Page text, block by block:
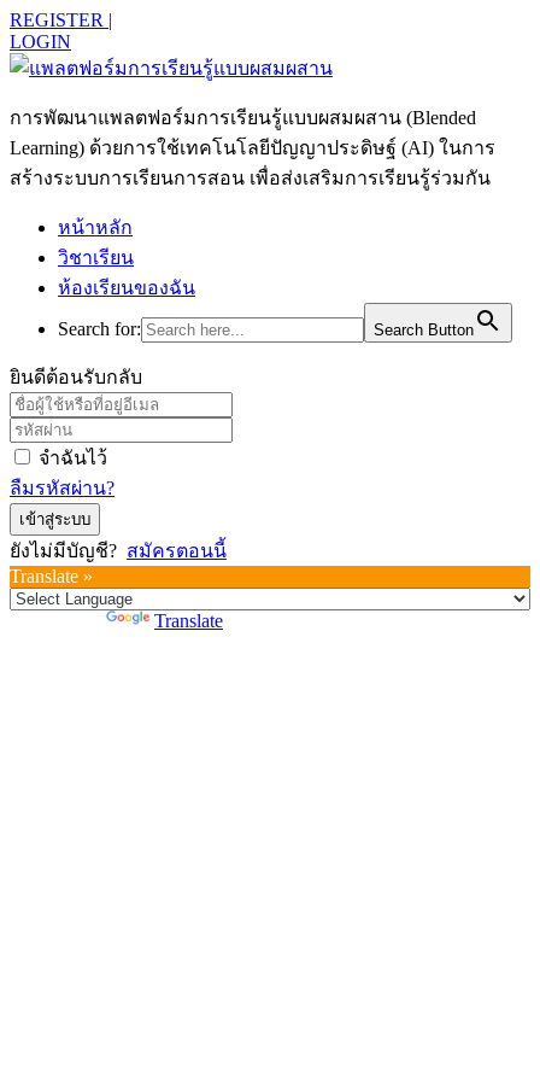
REGISTER |
LOGIN
การพัฒนาแพลตฟอร์มการเรียนรู้แบบผสมผสาน (Blended
Learning) ด้วยการใช้เทคโนโลยีปัญญาประดิษฐ์ (AI) ในการ
สร้างระบบการเรียนการสอน เพื่อส่งเสริมการเรียนรู้ร่วมกัน
หน้าหลัก
วิชาเรียน
ห้องเรียนของฉัน
Search for:
Search Button
ยินดีต้อนรับกลับ
จำฉันไว้
ลืมรหัสผ่าน?
เข้าสู่ระบบ
ยังไม่มีบัญชี? สมัครตอนนี้
Translate »
Translate